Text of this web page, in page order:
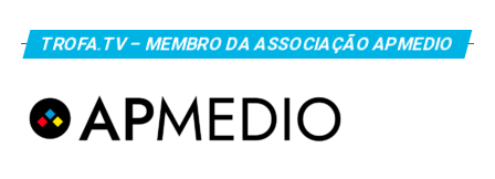
TROFA.TV – MEMBRO DA ASSOCIAÇÃO APMEDIO